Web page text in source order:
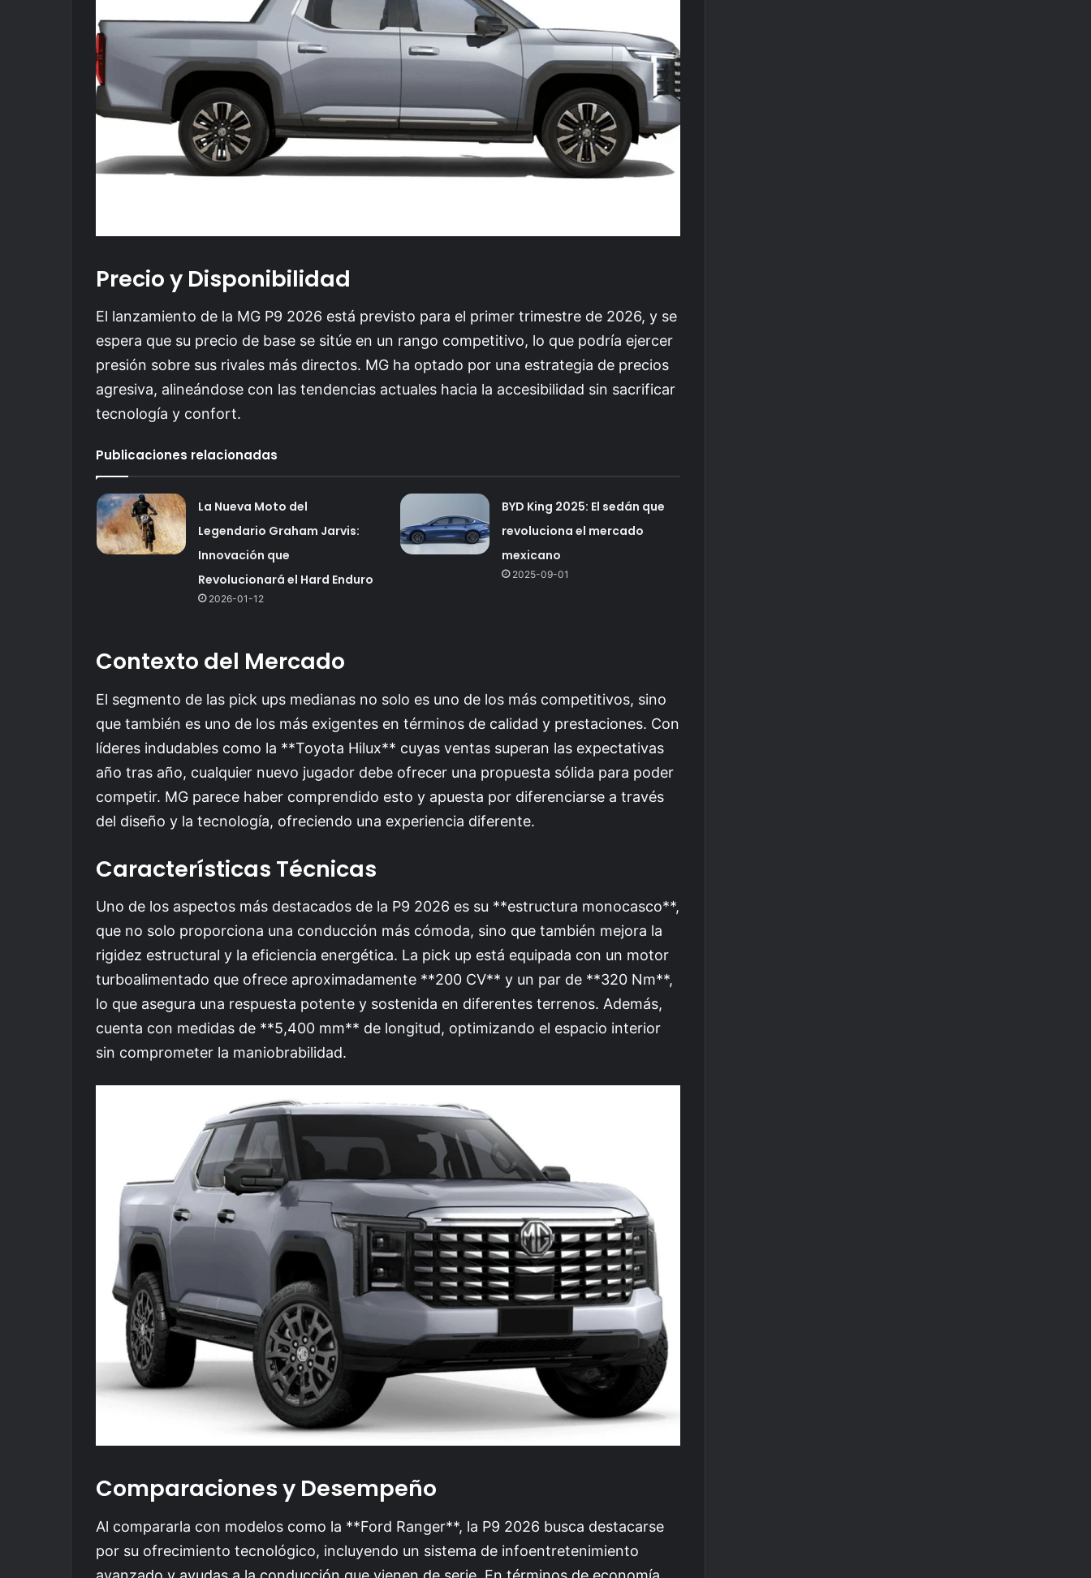
Precio y Disponibilidad
El lanzamiento de la MG P9 2026 está previsto para el primer trimestre de 2026, y se
espera que su precio de base se sitúe en un rango competitivo, lo que podría ejercer
presión sobre sus rivales más directos. MG ha optado por una estrategia de precios
agresiva, alineándose con las tendencias actuales hacia la accesibilidad sin sacrificar
tecnología y confort.
Publicaciones relacionadas
La Nueva Moto del
Legendario Graham Jarvis:
Innovación que
Revolucionará el Hard Enduro
2026-01-12
BYD King 2025: El sedán que
revoluciona el mercado
mexicano
2025-09-01
Contexto del Mercado
El segmento de las pick ups medianas no solo es uno de los más competitivos, sino
que también es uno de los más exigentes en términos de calidad y prestaciones. Con
líderes indudables como la **Toyota Hilux** cuyas ventas superan las expectativas
año tras año, cualquier nuevo jugador debe ofrecer una propuesta sólida para poder
competir. MG parece haber comprendido esto y apuesta por diferenciarse a través
del diseño y la tecnología, ofreciendo una experiencia diferente.
Características Técnicas
Uno de los aspectos más destacados de la P9 2026 es su **estructura monocasco**,
que no solo proporciona una conducción más cómoda, sino que también mejora la
rigidez estructural y la eficiencia energética. La pick up está equipada con un motor
turboalimentado que ofrece aproximadamente **200 CV** y un par de **320 Nm**,
lo que asegura una respuesta potente y sostenida en diferentes terrenos. Además,
cuenta con medidas de **5,400 mm** de longitud, optimizando el espacio interior
sin comprometer la maniobrabilidad.
Comparaciones y Desempeño
Al compararla con modelos como la **Ford Ranger**, la P9 2026 busca destacarse
por su ofrecimiento tecnológico, incluyendo un sistema de infoentretenimiento